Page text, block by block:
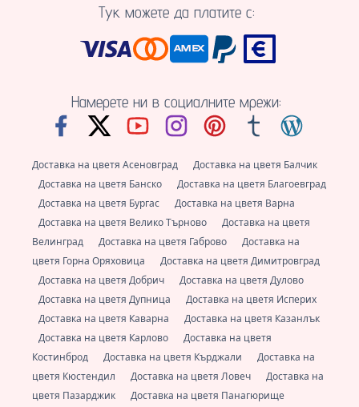
Тук можете да платите с:
Намерете ни в социалните мрежи:
Доставка на цветя Асеновград
Доставка на цветя Балчик
Доставка на цветя Банско
Доставка на цветя Благоевград
Доставка на цветя Бургас
Доставка на цветя Варна
Доставка на цветя Велико Търново
Доставка на цветя
Велинград
Доставка на цветя Габрово
Доставка на
цветя Горна Оряховица
Доставка на цветя Димитровград
Доставка на цветя Добрич
Доставка на цветя Дулово
Доставка на цветя Дупница
Доставка на цветя Исперих
Доставка на цветя Каварна
Доставка на цветя Казанлък
Доставка на цветя Карлово
Доставка на цветя
Костинброд
Доставка на цветя Кърджали
Доставка на
цветя Кюстендил
Доставка на цветя Ловеч
Доставка на
цветя Пазарджик
Доставка на цветя Панагюрище